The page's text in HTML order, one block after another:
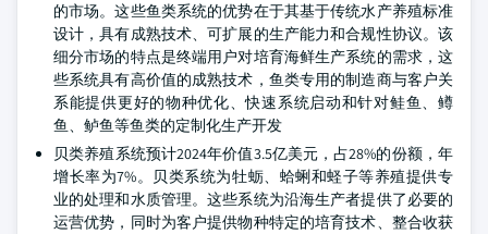
的市场。这些鱼类系统的优势在于其基于传统水产养殖标准
设计，具有成熟技术、可扩展的生产能力和合规性协议。该
细分市场的特点是终端用户对培育海鲜生产系统的需求，这
些系统具有高价值的成熟技术，鱼类专用的制造商与客户关
系能提供更好的物种优化、快速系统启动和针对鲑鱼、鳟
鱼、鲈鱼等鱼类的定制化生产开发
贝类养殖系统预计2024年价值3.5亿美元，占28%的份额，年
增长率为7%。贝类系统为牡蛎、蛤蜊和蛏子等养殖提供专
业的处理和水质管理。这些系统为沿海生产者提供了必要的
运营优势，同时为客户提供物种特定的培育技术、整合收获